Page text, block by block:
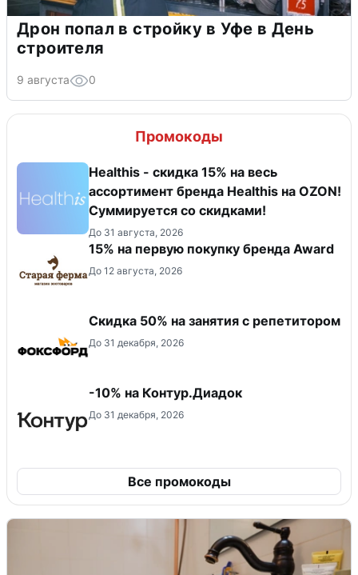
Дрон попал в стройку в Уфе в День
строителя
9 августа 0
Промокоды
Healthis - скидка 15% на весь
ассортимент бренда Healthis на OZON!
Суммируется со скидками!
До 31 августа, 2026
15% на первую покупку бренда Award
До 12 августа, 2026
Скидка 50% на занятия с репетитором
До 31 декабря, 2026
-10% на Контур.Диадок
До 31 декабря, 2026
Все промокоды